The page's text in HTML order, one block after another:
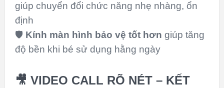
giúp chuyển đổi chức năng nhẹ nhàng, ổn
định
🛡️ Kính màn hình bảo vệ tốt hơn giúp tăng
độ bền khi bé sử dụng hằng ngày
🎥 VIDEO CALL RÕ NÉT – KẾT